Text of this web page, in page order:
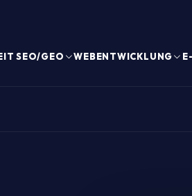
SEO/GEO WEBENTWICKLUNG